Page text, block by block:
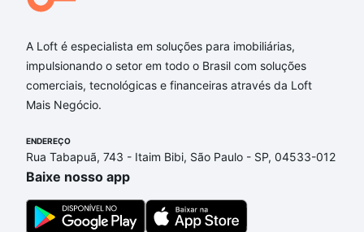
A Loft é especialista em soluções para imobiliárias,
impulsionando o setor em todo o Brasil com soluções
comerciais, tecnológicas e financeiras através da Loft
Mais Negócio.
ENDEREÇO
Rua Tabapuã, 743 - Itaim Bibi, São Paulo - SP, 04533-012
Baixe nosso app